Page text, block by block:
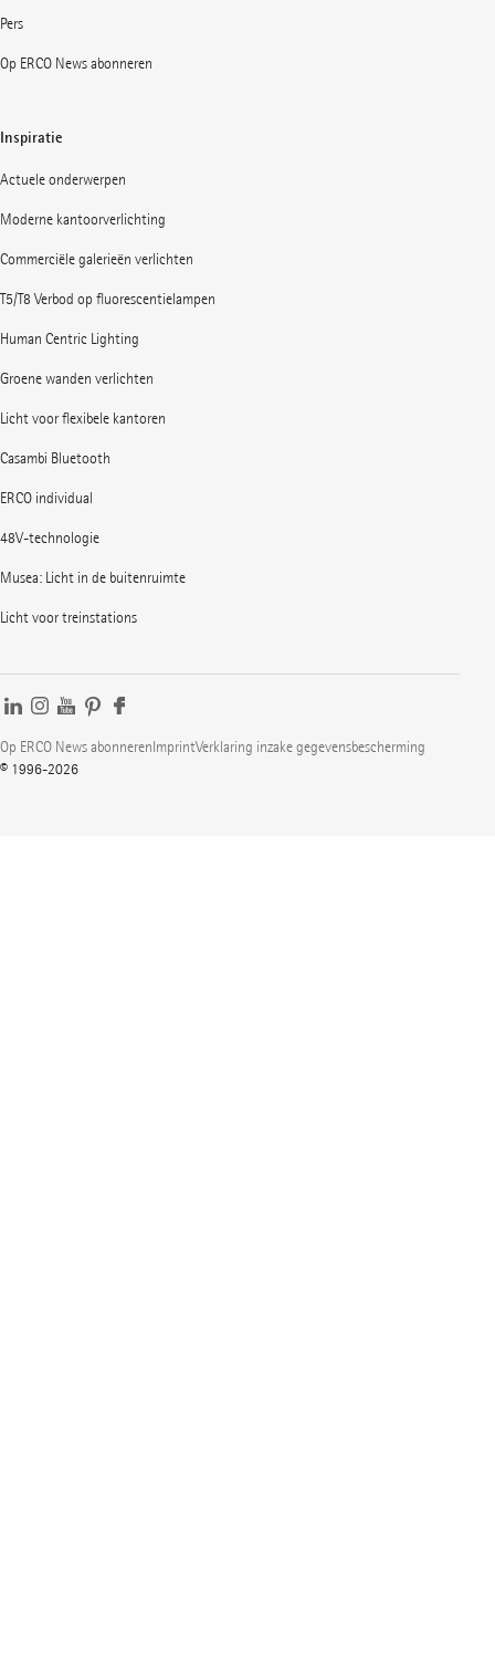
Pers
Op ERCO News abonneren
Inspiratie
Actuele onderwerpen
Moderne kantoorverlichting
Commerciële galerieën verlichten
T5/T8 Verbod op fluorescentielampen
Human Centric Lighting
Groene wanden verlichten
Licht voor flexibele kantoren
Casambi Bluetooth
ERCO individual
48V-technologie
Musea: Licht in de buitenruimte
Licht voor treinstations
Op ERCO News abonnerenImprintVerklaring inzake gegevensbescherming
© 1996-2026